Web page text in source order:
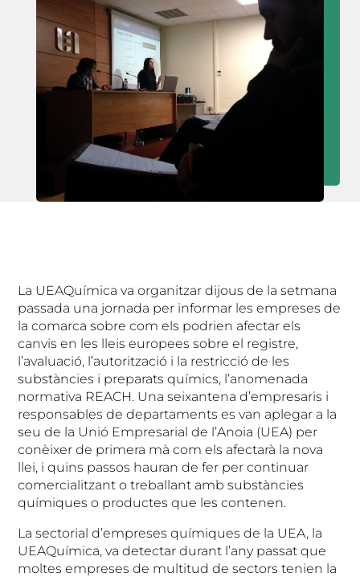
La UEAQuímica va organitzar dijous de la setmana
passada una jornada per informar les empreses de
la comarca sobre com els podrien afectar els
canvis en les lleis europees sobre el registre,
l’avaluació, l’autorització i la restricció de les
substàncies i preparats químics, l’anomenada
normativa REACH. Una seixantena d’empresaris i
responsables de departaments es van aplegar a la
seu de la Unió Empresarial de l’Anoia (UEA) per
conèixer de primera mà com els afectarà la nova
llei, i quins passos hauran de fer per continuar
comercialitzant o treballant amb substàncies
químiques o productes que les contenen.
La sectorial d’empreses químiques de la UEA, la
UEAQuímica, va detectar durant l’any passat que
moltes empreses de multitud de sectors tenien la